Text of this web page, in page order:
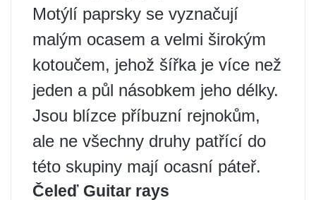
Motýlí paprsky se vyznačují
malým ocasem a velmi širokým
kotoučem, jehož šířka je více než
jeden a půl násobkem jeho délky.
Jsou blízce příbuzní rejnokům,
ale ne všechny druhy patřící do
této skupiny mají ocasní páteř.
Čeleď Guitar rays